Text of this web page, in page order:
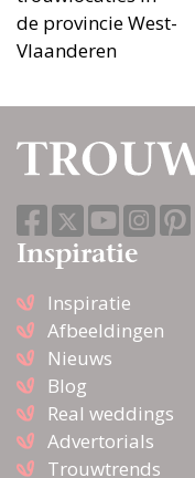
Inspiratie
Inspiratie
Afbeeldingen
Nieuws
Blog
Real weddings
Advertorials
Trouwtrends